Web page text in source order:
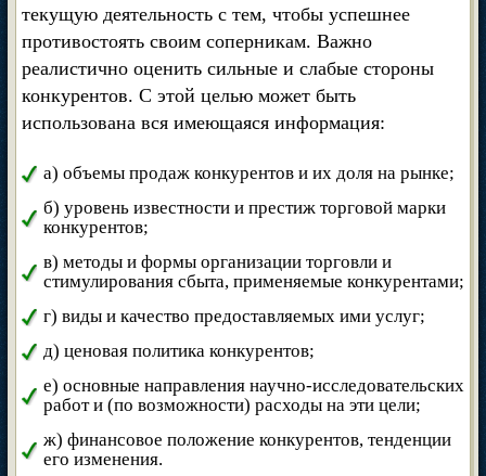
текущую деятельность с тем, чтобы успешнее
противостоять своим соперникам. Важно
реалистично оценить сильные и слабые стороны
конкурентов. С этой целью может быть
использована вся имеющаяся информация:
а) объемы продаж конкурентов и их доля на рынке;
б) уровень известности и престиж торговой марки
конкурентов;
в) методы и формы организации торговли и
стимулирования сбыта, применяемые конкурентами;
г) виды и качество предоставляемых ими услуг;
д) ценовая политика конкурентов;
е) основные направления научно-исследовательских
работ и (по возможности) расходы на эти цели;
ж) финансовое положение конкурентов, тенденции
его изменения.